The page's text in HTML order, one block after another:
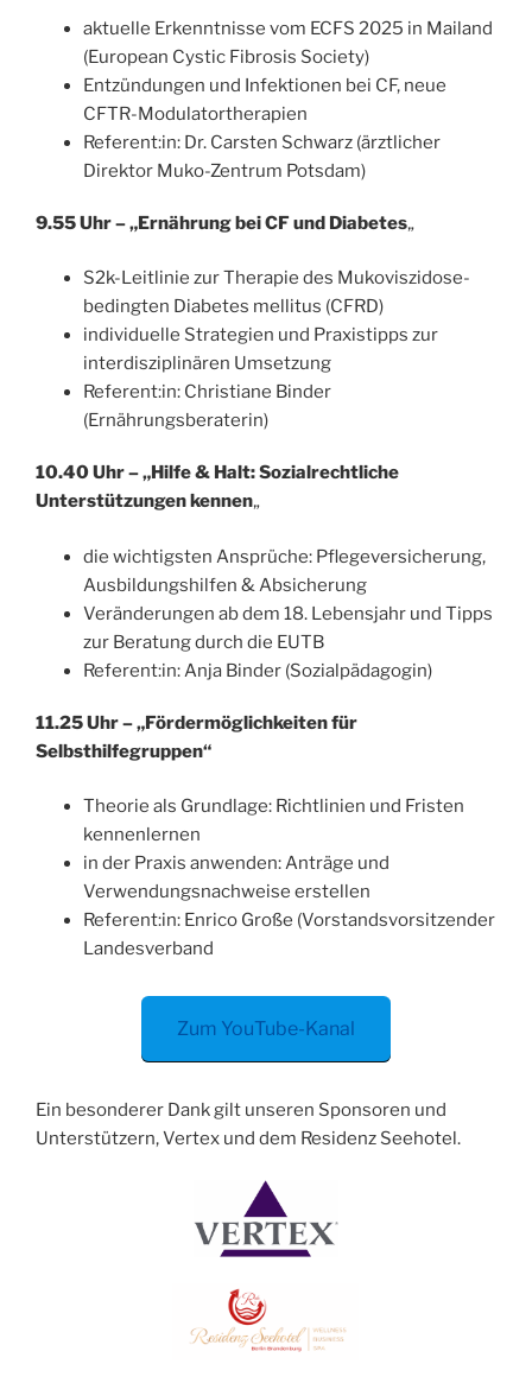
aktuelle Erkenntnisse vom ECFS 2025 in Mailand
(European Cystic Fibrosis Society)
Entzündungen und Infektionen bei CF, neue
CFTR-Modulatortherapien
Referent:in: Dr. Carsten Schwarz (ärztlicher
Direktor Muko-Zentrum Potsdam)
9.55 Uhr – „Ernährung bei CF und Diabetes„
S2k-Leitlinie zur Therapie des Mukoviszidose-
bedingten Diabetes mellitus (CFRD)
individuelle Strategien und Praxistipps zur
interdisziplinären Umsetzung
Referent:in: Christiane Binder
(Ernährungsberaterin)
10.40 Uhr – „Hilfe & Halt: Sozialrechtliche
Unterstützungen kennen„
die wichtigsten Ansprüche: Pflegeversicherung,
Ausbildungshilfen & Absicherung
Veränderungen ab dem 18. Lebensjahr und Tipps
zur Beratung durch die EUTB
Referent:in: Anja Binder (Sozialpädagogin)
11.25 Uhr – „Fördermöglichkeiten für
Selbsthilfegruppen“
Theorie als Grundlage: Richtlinien und Fristen
kennenlernen
in der Praxis anwenden: Anträge und
Verwendungsnachweise erstellen
Referent:in: Enrico Große (Vorstandsvorsitzender
Landesverband
Zum YouTube-Kanal
Ein besonderer Dank gilt unseren Sponsoren und
Unterstützern, Vertex und dem Residenz Seehotel.